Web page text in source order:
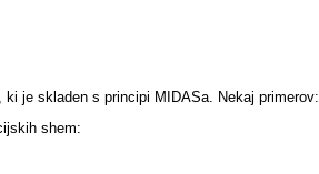
je skladen s principi MIDASa. Nekaj primerov:
shem: